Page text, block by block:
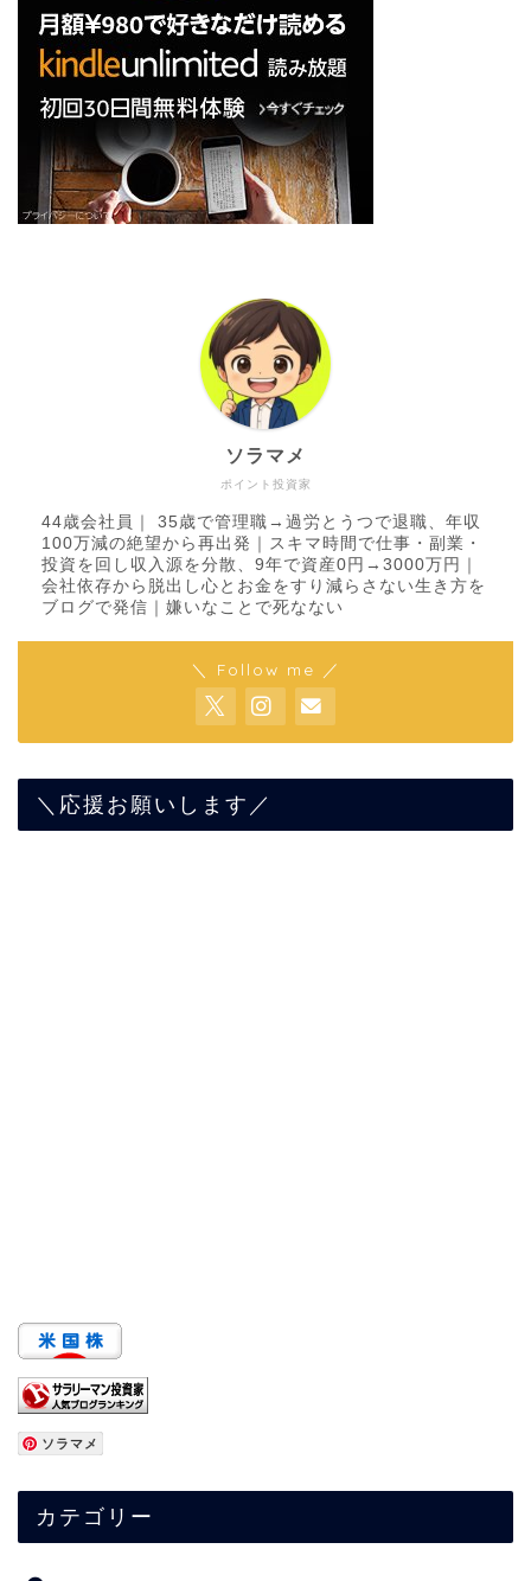
ポイント投資家
ソラマメ
44歳会社員｜ 35歳で管理職→過労とうつで退職、年収
100万減の絶望から再出発｜スキマ時間で仕事・副業・
投資を回し収入源を分散、9年で資産0円→3000万円｜
会社依存から脱出し心とお金をすり減らさない生き方を
ブログで発信｜嫌いなことで死なない
＼ Follow me ／
＼応援お願いします／
ソラマメ
カテゴリー